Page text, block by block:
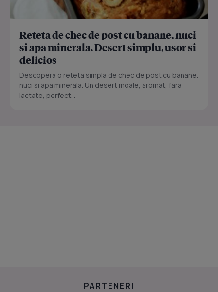
Reteta de chec de post cu banane, nuci
si apa minerala. Desert simplu, usor si
delicios
Descopera o reteta simpla de chec de post cu banane,
nuci si apa minerala. Un desert moale, aromat, fara
lactate, perfect...
PARTENERI